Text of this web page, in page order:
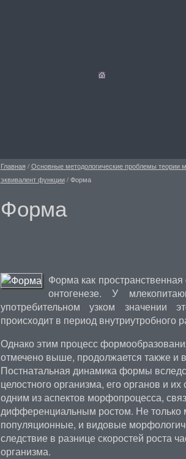
Главная /Основные методологические проблемы теории
эквивалент функции/Форма
Форма
Форма как
онтогенезе. У
употребительном узком значении
происходит в период внутриутробного
Однако этим процесс
отмечено выше, продолжается также и
Постнатальная динамика формы
целостного организма, его органов и
одним из аспектов морфопроцесса,
дифференциальным ростом. Не только
популяционные, и видовые
следствие в разнице скоростей роста
организма.